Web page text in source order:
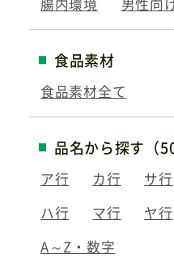
腸内環境
男性向
食品素材
食品素材全て
品名から探す（50
ア行 カ行 サ行
ハ行
マ行 ヤ行
A～Z・数字